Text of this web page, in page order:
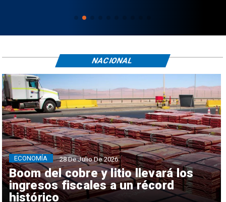
Boom del cobre y litio llevará los
ingresos fiscales a un récord
histórico
ECONOMÍA 28 De Julio De 2026
NACIONAL